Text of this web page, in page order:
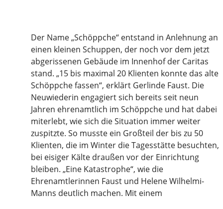
Der Name „Schöppche“ entstand in Anlehnung an
einen kleinen Schuppen, der noch vor dem jetzt
abgerissenen Gebäude im Innenhof der Caritas
stand. „15 bis maximal 20 Klienten konnte das alte
Schöppche fassen“, erklärt Gerlinde Faust. Die
Neuwiederin engagiert sich bereits seit neun
Jahren ehrenamtlich im Schöppche und hat dabei
miterlebt, wie sich die Situation immer weiter
zuspitzte. So musste ein Großteil der bis zu 50
Klienten, die im Winter die Tagesstätte besuchten,
bei eisiger Kälte draußen vor der Einrichtung
bleiben. „Eine Katastrophe“, wie die
Ehrenamtlerinnen Faust und Helene Wilhelmi-
Manns deutlich machen. Mit einem